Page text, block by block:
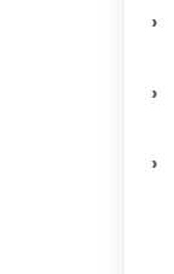
›
›
›